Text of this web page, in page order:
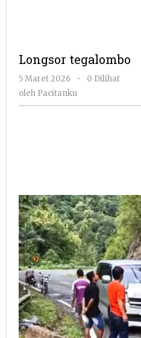
Longsor tegalombo
5 Maret 2026
oleh
Pacitanku
-
0 Dilihat
oleh Pacitanku